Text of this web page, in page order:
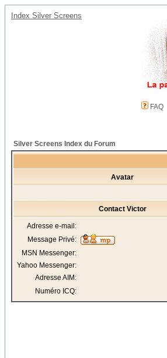
Index Silver Screens
FAQ
Silver Screens Index du Forum
Avatar
Contact Victor
Adresse e-mail:
Message Privé:
MSN Messenger:
Yahoo Messenger:
Adresse AIM:
Numéro ICQ: